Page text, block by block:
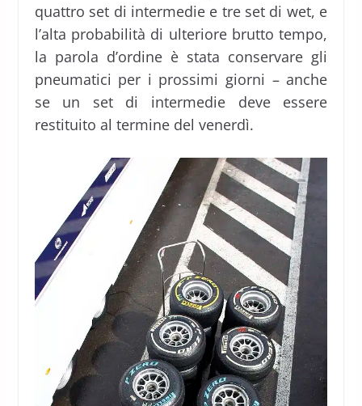
quattro set di intermedie e tre set di wet, e
l’alta probabilità di ulteriore brutto tempo,
la parola d’ordine è stata conservare gli
pneumatici per i prossimi giorni – anche
se un set di intermedie deve essere
restituito al termine del venerdì.